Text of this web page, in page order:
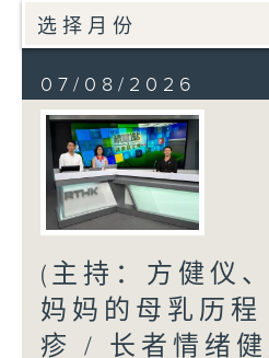
07/08/2026
(主持：方健仪
妈妈的母乳历
疹 / 长者情绪健